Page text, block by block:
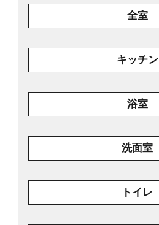
全室
キッチン
浴室
洗面室
トイレ